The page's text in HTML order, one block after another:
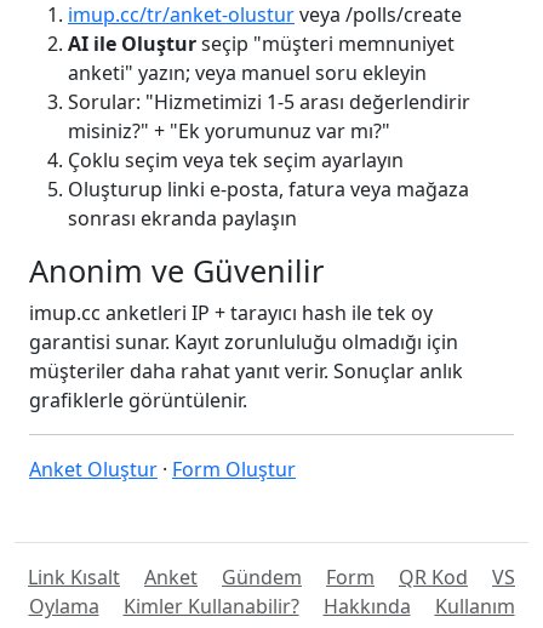
imup.cc/tr/anket-olusturveya /polls/create
AI ile Oluşturseçip "müşteri memnuniyet
anketi" yazın; veya manuel soru ekleyin
Sorular: "Hizmetimizi 1-5 arası değerlendirir
misiniz?" + "Ek yorumunuz var mı?"
Çoklu seçim veya tek seçim ayarlayın
Oluşturup linki e-posta, fatura veya mağaza
sonrası ekranda paylaşın
Anonim ve Güvenilir
imup.cc anketleri IP + tarayıcı hash ile tek oy
garantisi sunar. Kayıt zorunluluğu olmadığı için
müşteriler daha rahat yanıt verir. Sonuçlar anlık
grafiklerle görüntülenir.
Anket Oluştur · Form Oluştur
Link Kısalt Anket Gündem Form QR Kod
VS
Oylama
Kimler Kullanabilir? Hakkında
Kullanım